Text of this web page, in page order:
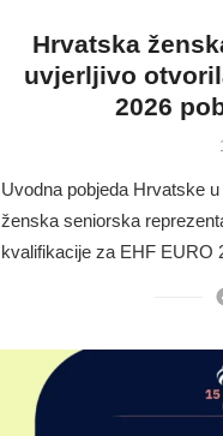
Hrvatska
uvjerljivo
2026
Uvodna pobjeda Hrvatske
ženska seniorska
kvalifikacije za EHF EURO